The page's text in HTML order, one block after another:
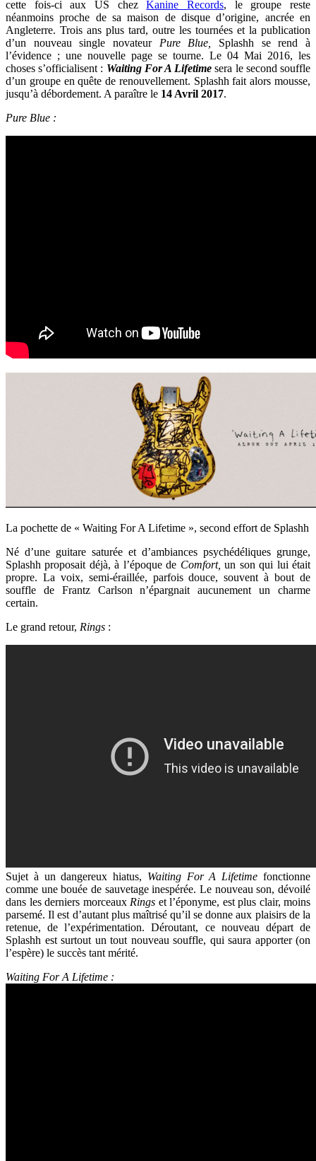
cette fois-ci aux US chezKanine Records, le groupe reste
néanmoins proche de sa maison de disque d’origine, ancrée en
Angleterre. Trois ans plus tard, outre les tournées et la publication
d’un nouveau single novateur Pure Blue,
Splashh se rend à
l’évidence ; une nouvelle page se tourne. Le 04 Mai 2016, les
choses s’officialisent : Waiting For A Lifetimesera le second souffle
d’un groupe en quête de renouvellement. Splashh fait alors mousse,
jusqu’à débordement. A paraître le 14 Avril 2017.
Pure Blue :
La pochette de « Waiting For A Lifetime », second effort de Splashh
Né d’une guitare saturée et d’ambiances psychédéliques grunge,
Splashh proposait déjà, à l’époque de Comfort,un son qui lui était
propre. La voix, semi-éraillée, parfois douce, souvent à bout de
souffle de Frantz Carlson n’épargnait aucunement un charme
certain.
Le grand retour, Rings :
Sujet à un dangereux hiatus, Waiting For A Lifetimefonctionne
comme une bouée de sauvetage inespérée. Le nouveau son, dévoilé
dans les derniers morceaux Rings et l’éponyme, est plus clair, moins
parsemé. Il est d’autant plus maîtrisé qu’il se donne aux plaisirs de la
retenue, de l’expérimentation. Déroutant, ce nouveau départ de
Splashh est surtout un tout nouveau souffle, qui saura apporter (on
l’espère) le succès tant mérité.
Waiting For A Lifetime :